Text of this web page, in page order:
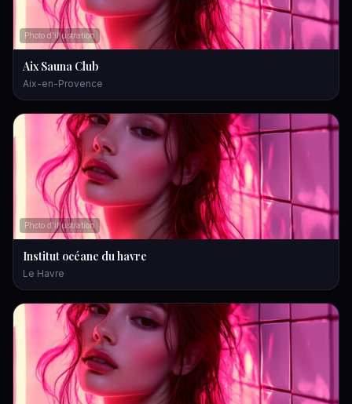
Photo d'illustration
Aix Sauna Club
Aix-en-Provence
Photo d'illustration
Institut océane du havre
Le Havre